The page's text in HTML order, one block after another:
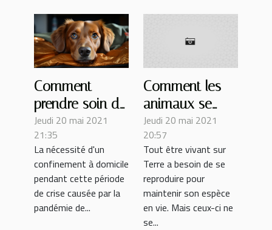
Comment
prendre soin de
votre chien en
confinement ?
Jeudi 20 mai 2021
21:35
La nécessité d'un
confinement à domicile
pendant cette période
de crise causée par la
pandémie de...
Comment les
animaux se
reproduisent-ils
?
Jeudi 20 mai 2021
20:57
Tout être vivant sur
Terre a besoin de se
reproduire pour
maintenir son espèce
en vie. Mais ceux-ci ne
se...